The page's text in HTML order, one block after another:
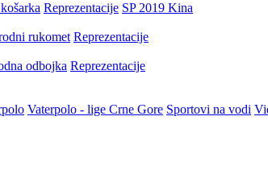
Reprezentacije SP 2019 Kina
rukomet Reprezentacije
odbojka Reprezentacije
Vaterpolo - lige Crne Gore Sportovi na vodi